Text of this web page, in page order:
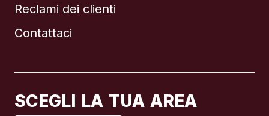
Reclami dei clienti
Contattaci
SCEGLI LA TUA AREA
Brasile